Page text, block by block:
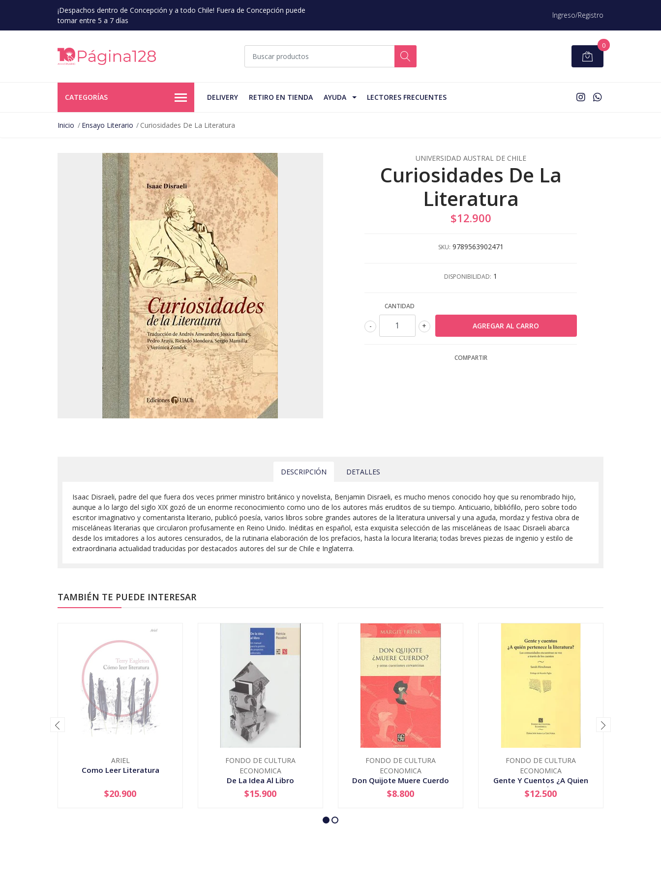
¡Despachos dentro de Concepción y a todo Chile! Fuera de Concepción puede
tomar entre 5 a 7 días
Ingreso/Registro
0
CATEGORÍAS DELIVERY RETIRO EN TIENDA AYUDA LECTORES FRECUENTES
Inicio Ensayo Literario Curiosidades De La Literatura
UNIVERSIDAD AUSTRAL DE CHILE
Curiosidades De La
Literatura
$12.900
SKU: 9789563902471
DISPONIBILIDAD: 1
CANTIDAD
+
-
COMPARTIR
DESCRIPCIÓN DETALLES
Isaac Disraeli, padre del que fuera dos veces primer ministro británico y novelista, Benjamin Disraeli, es mucho menos conocido hoy que su renombrado hijo,
aunque a lo largo del siglo XIX gozó de un enorme reconocimiento como uno de los autores más eruditos de su tiempo. Anticuario, bibliófilo, pero sobre todo
escritor imaginativo y comentarista literario, publicó poesía, varios libros sobre grandes autores de la literatura universal y una aguda, mordaz y festiva obra de
misceláneas literarias que circularon profusamente en Reino Unido. Inéditas en español, esta exquisita selección de las misceláneas de Isaac Disraeli abarca
desde los imitadores a los autores censurados, de la rutinaria elaboración de los prefacios, hasta la locura literaria; todas breves piezas de ingenio y estilo de
extraordinaria actualidad traducidas por destacados autores del sur de Chile e Inglaterra.
TAMBIÉN TE PUEDE INTERESAR
ARIEL
Como Leer Literatura
AGOTADO
$20.900
FONDO DE CULTURA
ECONOMICA
De La Idea Al Libro
+
$15.900
FONDO DE CULTURA
ECONOMICA
Don Quijote Muere Cuerdo
+
$8.800
FONDO DE CULTURA
ECONOMICA
Gente Y Cuentos ¿A Quien
Pertence La Literatuta?
+
$12.500